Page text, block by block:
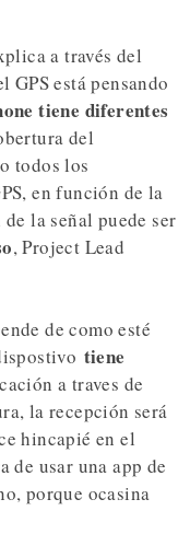
a través del
está pensando
tiene diferentes
del
todos los
en función de la
la señal puede ser
, Project Lead
de como esté
tiene
a traves de
la recepción será
hincapié en el
de usar una app de
porque ocasina